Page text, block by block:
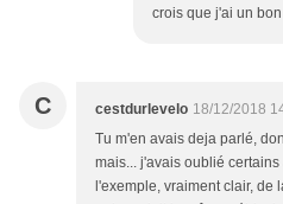
crois que j'ai un
C cestdurlevelo 18/12/2018
Tu m'en avais deja parlé,
mais... j'avais oublié
l'exemple, vraiment clair, de